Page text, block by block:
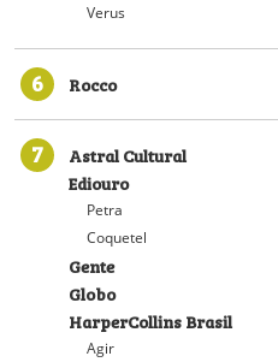
Verus
6 Rocco
7
Astral Cultural
Ediouro
Petra
Coquetel
Gente
Globo
HarperCollins Brasil
Agir